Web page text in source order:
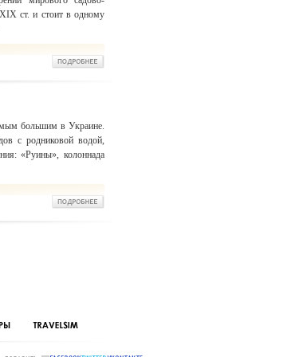
ст. и стоит в одному
большим в Украине.
с родниковой водой,
«Руины», колоннада